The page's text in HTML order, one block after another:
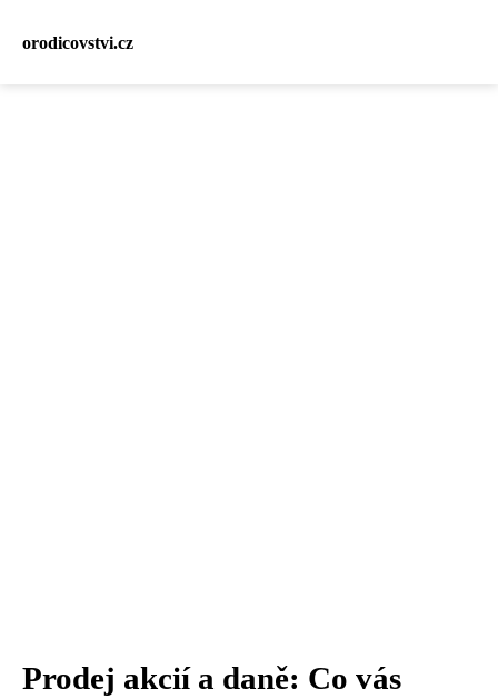
orodicovstvi.cz
Prodej akcií a daně: Co vás